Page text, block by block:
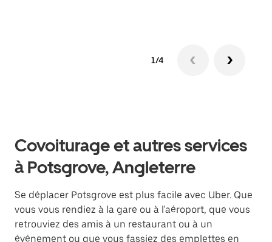
1/4
Covoiturage et autres services
à Potsgrove, Angleterre
Se déplacer Potsgrove est plus facile avec Uber. Que
vous vous rendiez à la gare ou à l'aéroport, que vous
retrouviez des amis à un restaurant ou à un
événement ou que vous fassiez des emplettes en